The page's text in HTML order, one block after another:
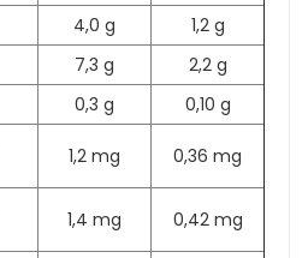
4,0 g
1,2 g
7,3 g
2,2 g
0,3 g
0,10 g
1,2 mg 0,36 mg
1,4 mg 0,42 mg